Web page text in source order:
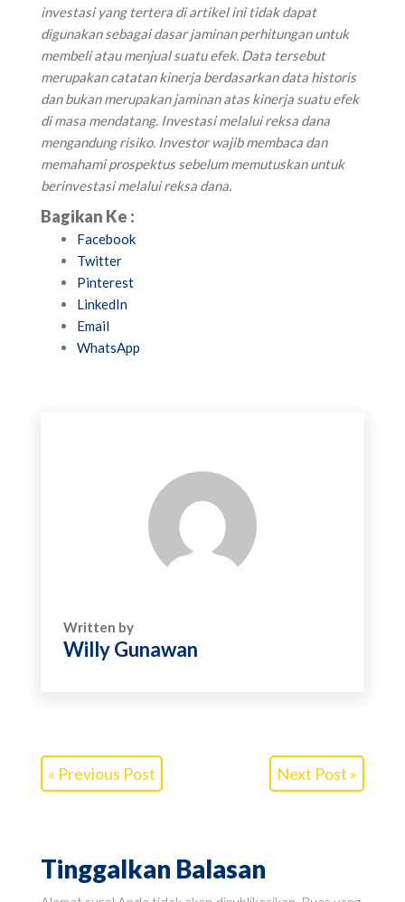
investasi yang tertera di artikel ini tidak dapat
digunakan sebagai dasar jaminan perhitungan untuk
membeli atau menjual suatu efek. Data tersebut
merupakan catatan kinerja berdasarkan data historis
dan bukan merupakan jaminan atas kinerja suatu efek
di masa mendatang. Investasi melalui reksa dana
mengandung risiko. Investor wajib membaca dan
memahami prospektus sebelum memutuskan untuk
berinvestasi melalui reksa dana.
Bagikan Ke :
Facebook
Twitter
Pinterest
LinkedIn
Email
WhatsApp
Written by
Willy Gunawan
« Previous Post Next Post »
Tinggalkan Balasan